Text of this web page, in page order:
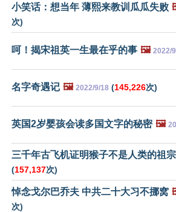
小笑话：想当年 薄熙来教训瓜瓜失败
次)
呵！揭宋祖英一生最在乎的事 🖼️ 2022/
名字奇遇记 🖼️ 2022/9/18 (145,226次)
英国2岁婴孩会读多国文字的秘密 🖼️
三千年古飞机证明猴子不是人类的祖宗
(157,137次)
悼念戈尔巴乔夫 中共二十大习不挪窝
次)